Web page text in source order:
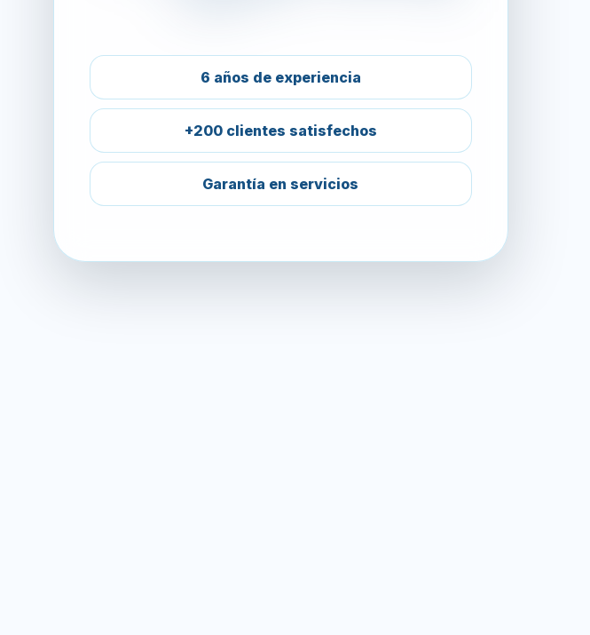
6 años de experiencia
+200 clientes satisfechos
Garantía en servicios